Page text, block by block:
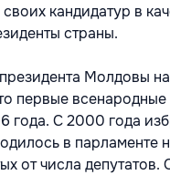
кандидатур в
страны.
Молдовы
первые
года. С 2000 года
в парламенте
от числа депутатов.